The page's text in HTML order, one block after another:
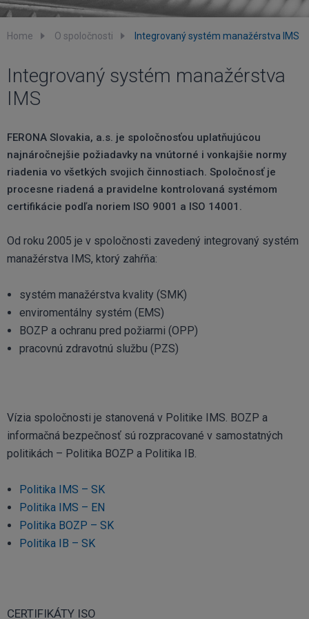
Home O spoločnosti Integrovaný systém manažérstva IMS
Integrovaný systém manažérstva
IMS
FERONA Slovakia, a.s. je spoločnosťou uplatňujúcou
najnáročnejšie požiadavky na vnútorné i vonkajšie normy
riadenia vo všetkých svojich činnostiach. Spoločnosť je
procesne riadená a pravidelne kontrolovaná systémom
certifikácie podľa noriem ISO 9001 a ISO 14001.
Od roku 2005 je v spoločnosti zavedený integrovaný systém
manažérstva IMS, ktorý zahŕňa:
systém manažérstva kvality (SMK)
enviromentálny systém (EMS)
BOZP a ochranu pred požiarmi (OPP)
pracovnú zdravotnú službu (PZS)
Vízia spoločnosti je stanovená v Politike IMS. BOZP a
informačná bezpečnosť sú rozpracované v samostatných
politikách – Politika BOZP a Politika IB.
Politika IMS – SK
Politika IMS – EN
Politika BOZP – SK
Politika IB – SK
CERTIFIKÁTY ISO